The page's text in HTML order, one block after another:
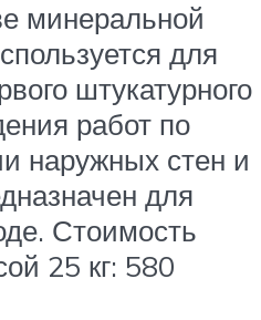
минеральной
для
штукатурного
работ по
наружных стен и
для
Стоимость
25 кг: 580